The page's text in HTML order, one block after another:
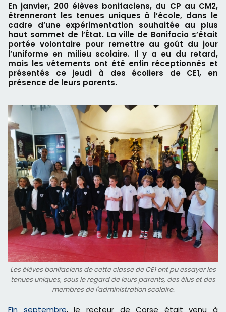
En janvier, 200 élèves bonifaciens, du CP au CM2,
étrenneront les tenues uniques à l’école, dans le
cadre d’une expérimentation souhaitée au plus
haut sommet de l’État. La ville de Bonifacio s’était
portée volontaire pour remettre au goût du jour
l’uniforme en milieu scolaire. Il y a eu du retard,
mais les vêtements ont été enfin réceptionnés et
présentés ce jeudi à des écoliers de CE1, en
présence de leurs parents.
Les élèves bonifaciens de cette classe de CE1 ont pu essayer les
tenues uniques, sous le regard de leurs parents, des élus et des
membres de l'administration scolaire.
Fin septembre, le recteur de Corse était venu à